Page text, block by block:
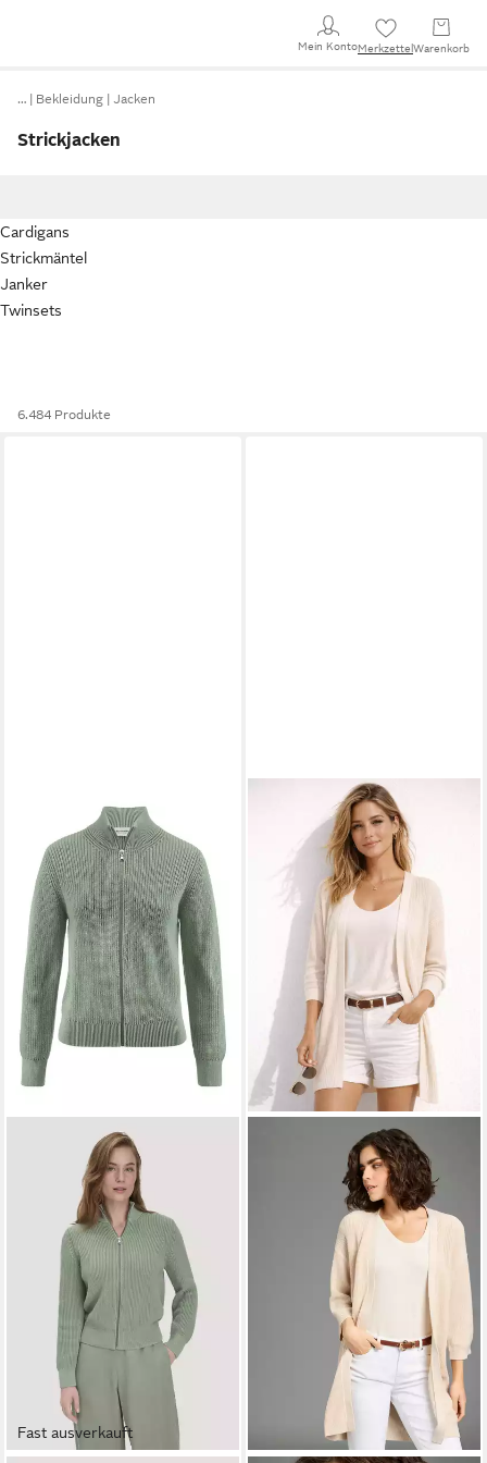
Mein KontoMerkzettel Warenkorb
… Bekleidung Jacken
Strickjacken
Cardigans
Strickmäntel
Janker
Twinsets
6.484 Produkte
Fast ausverkauft